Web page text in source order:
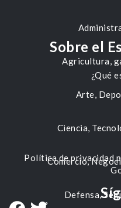
Agricultura,
Arte,
Ciencia,
Comercio,
Defensa,
Sobre el
¿Qué
Política de privacidad